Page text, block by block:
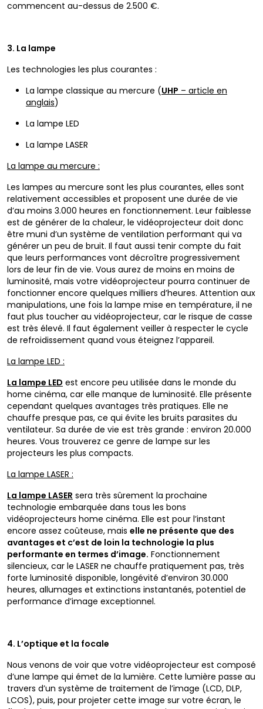
commencent au-dessus de 2.500 €.
3. La lampe
Les technologies les plus courantes :
La lampe classique au mercure (UHP – article en
anglais)
La lampe LED
La lampe LASER
La lampe au mercure :
Les lampes au mercure sont les plus courantes, elles sont
relativement accessibles et proposent une durée de vie
d’au moins 3.000 heures en fonctionnement. Leur faiblesse
est de générer de la chaleur, le vidéoprojecteur doit donc
être muni d’un système de ventilation performant qui va
générer un peu de bruit. Il faut aussi tenir compte du fait
que leurs performances vont décroître progressivement
lors de leur fin de vie. Vous aurez de moins en moins de
luminosité, mais votre vidéoprojecteur pourra continuer de
fonctionner encore quelques milliers d’heures. Attention aux
manipulations, une fois la lampe mise en température, il ne
faut plus toucher au vidéoprojecteur, car le risque de casse
est très élevé. Il faut également veiller à respecter le cycle
de refroidissement quand vous éteignez l’appareil.
La lampe LED :
La lampe LED est encore peu utilisée dans le monde du
home cinéma, car elle manque de luminosité. Elle présente
cependant quelques avantages très pratiques. Elle ne
chauffe presque pas, ce qui évite les bruits parasites du
ventilateur. Sa durée de vie est très grande : environ 20.000
heures. Vous trouverez ce genre de lampe sur les
projecteurs les plus compacts.
La lampe LASER :
La lampe LASER sera très sûrement la prochaine
technologie embarquée dans tous les bons
vidéoprojecteurs home cinéma. Elle est pour l’instant
encore assez coûteuse, mais elle ne présente que des
avantages et c’est de loin la technologie la plus
performante en termes d’image. Fonctionnement
silencieux, car le LASER ne chauffe pratiquement pas, très
forte luminosité disponible, longévité d’environ 30.000
heures, allumages et extinctions instantanés, potentiel de
performance d’image exceptionnel.
4. L’optique et la focale
Nous venons de voir que votre vidéoprojecteur est composé
d’une lampe qui émet de la lumière. Cette lumière passe au
travers d’un système de traitement de l’image (LCD, DLP,
LCOS), puis, pour projeter cette image sur votre écran, le